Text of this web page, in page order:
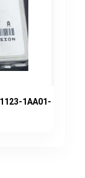
1AA01-